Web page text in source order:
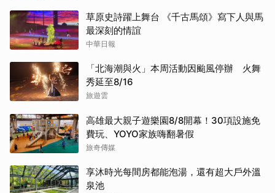
草原史詩躍上舞台 《千古馬頌》寫下人與馬
最深刻的情誼
中華日報
「北海潮與火」本周活動因颱風停辦 火舞
秀延至8/16
旅遊雲
高雄最大親子遊樂園8/8開幕！30項設施免
費玩、YOYO家族嗨翻暑假
旅奇傳媒
享沐時光每間房都能泡湯，還有超大戶外溫
泉池